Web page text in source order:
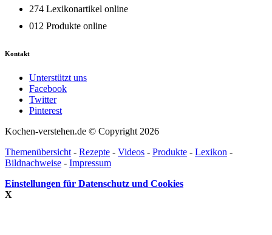
274 Lexikonartikel online
012 Produkte online
Kontakt
Unterstützt uns
Facebook
Twitter
Pinterest
Kochen-verstehen.de © Copyright 2026
Themenübersicht - Rezepte - Videos - Produkte - Lexikon -
Bildnachweise - Impressum
Einstellungen für Datenschutz und Cookies
X